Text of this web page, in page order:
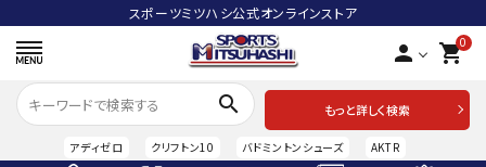
スポーツミツハシ公式オンラインストア
person 0
shopping_cart
search
もっと詳しく検索
アディゼロ クリフトン10 バドミントンシューズ AKTR